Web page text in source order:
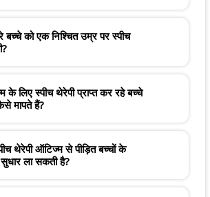
को एक निश्चित उम्र पर स्पीच
लिए स्पीच थेरेपी प्राप्त कर रहे बच्चे
मापते हैं?
थेरेपी ऑटिज्म से पीड़ित बच्चों के
ला सकती है?